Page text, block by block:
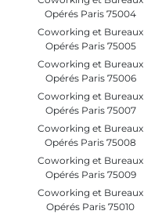
Opérés Paris 75004
Coworking et Bureaux
Opérés Paris 75005
Coworking et Bureaux
Opérés Paris 75006
Coworking et Bureaux
Opérés Paris 75007
Coworking et Bureaux
Opérés Paris 75008
Coworking et Bureaux
Opérés Paris 75009
Coworking et Bureaux
Opérés Paris 75010